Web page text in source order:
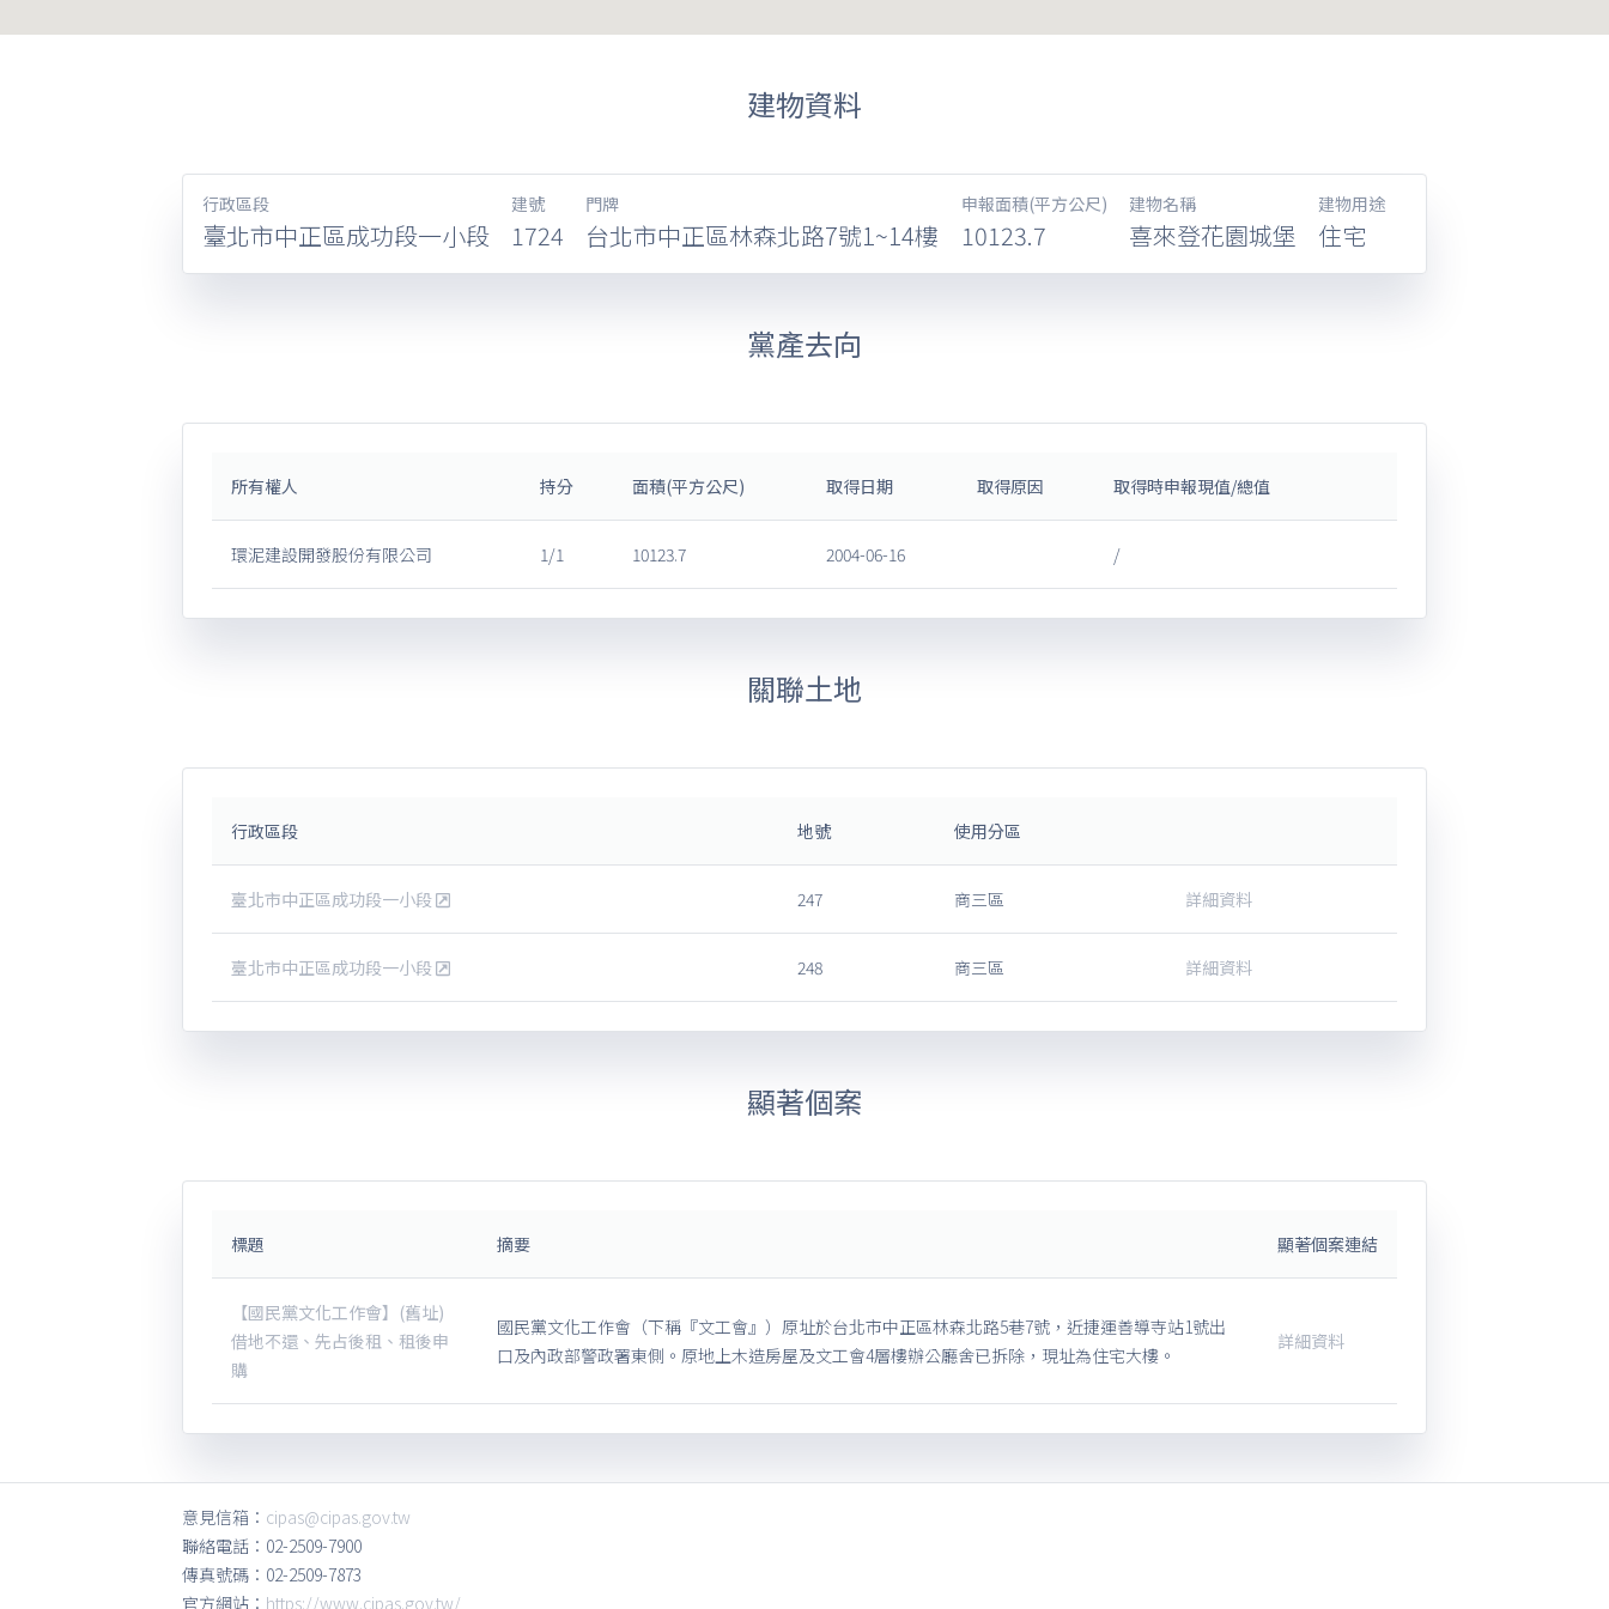
建物資料
行政區段
臺北市中正區成功段一小段
建號
1724
門牌
台北市中正區林森北路7號1~14樓
申報面積(平方公尺)
10123.7
建物名稱
喜來登花園城堡
建物用途
住宅
黨產去向
所有權人 持分 面積(平方公尺) 取得日期 取得原因 取得時申報現值/總值
環泥建設開發股份有限公司 1/1 10123.7 2004-06-16 /
關聯土地
行政區段 地號 使用分區
臺北市中正區成功段一小段 247 商三區 詳細資料
臺北市中正區成功段一小段 248 商三區 詳細資料
顯著個案
標題 摘要 顯著個案連結
【國民黨文化工作會】(舊址)
借地不還、先占後租、租後申
購
國民黨文化工作會（下稱『文工會』）原址於台北市中正區林森北路5巷7號，近捷運善導寺站1號出
口及內政部警政署東側。原地上木造房屋及文工會4層樓辦公廳舍已拆除，現址為住宅大樓。
詳細資料
意見信箱： cipas@cipas.gov.tw
聯絡電話：02-2509-7900
傳真號碼：02-2509-7873
官方網站： https://www.cipas.gov.tw/